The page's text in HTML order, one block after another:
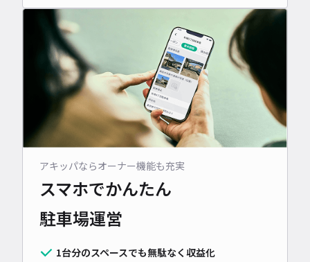
アキッパならオーナー機能も充実
スマホでかんたん
駐車場運営
1台分のスペースでも無駄なく収益化